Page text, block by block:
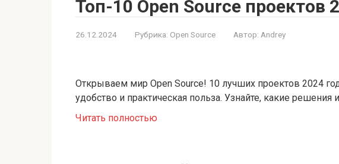
Топ-10 Open Source проектов
26.12.2024 Рубрика: Open Source Автор: Andrey
Открываем мир Open Source! 10 лучших проектов 2024
удобство и практическая польза. Узнайте, какие решения
Читать полностью